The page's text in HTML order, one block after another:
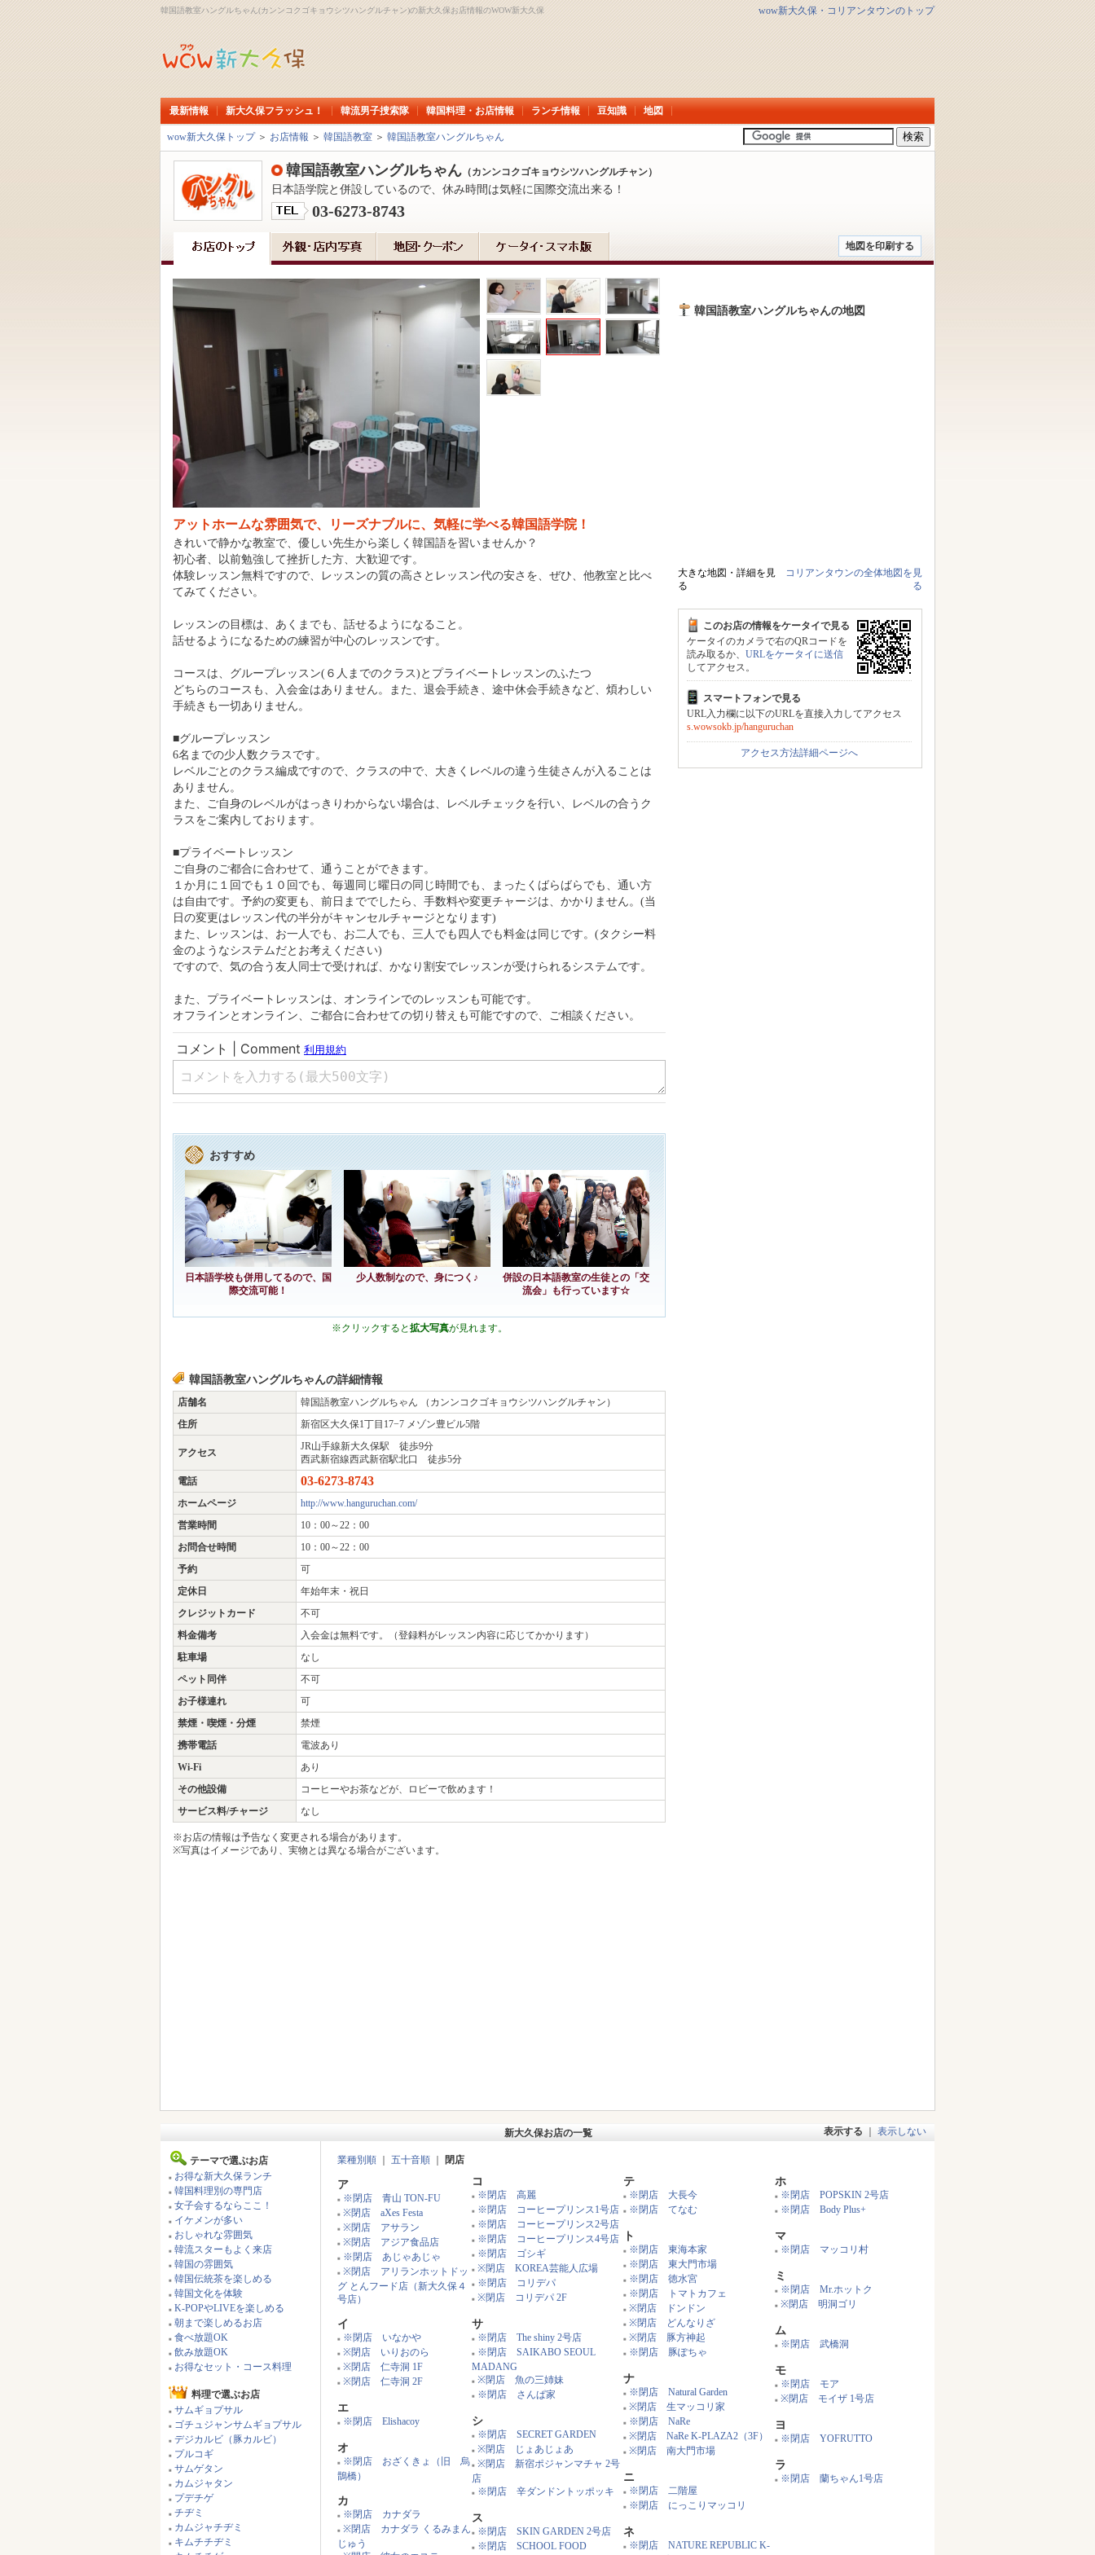
韓国語教室ハングルちゃん(カンンコクゴキョウシツハングルチャン)の新大久保お店情報のWOW新大久保 wow新大久保・コリアンタウンのトップ
最新情報 新大久保フラッシュ！ 韓流男子捜索隊 韓国料理・お店情報 ランチ情報 豆知識 地図
wow新大久保トップ＞ お店情報 ＞ 韓国語教室 ＞ 韓国語教室ハングルちゃん
韓国語教室ハングルちゃん （カンンコクゴキョウシツハングルチャン）
日本語学院と併設しているので、休み時間は気軽に国際交流出来る！
03-6273-8743
地図を印刷する
アットホームな雰囲気で、リーズナブルに、気軽に学べる韓国語学院！
きれいで静かな教室で、優しい先生から楽しく韓国語を習いませんか？
初心者、以前勉強して挫折した方、大歓迎です。
体験レッスン無料ですので、レッスンの質の高さとレッスン代の安さを、ぜひ、他教室と比べ
てみてください。
レッスンの目標は、あくまでも、話せるようになること。
話せるようになるための練習が中心のレッスンです。
コースは、グループレッスン(６人までのクラス)とプライベートレッスンのふたつ
どちらのコースも、入会金はありません。また、退会手続き、途中休会手続きなど、煩わしい
手続きも一切ありません。
■グループレッスン
6名までの少人数クラスです。
レベルごとのクラス編成ですので、クラスの中で、大きくレベルの違う生徒さんが入ることは
ありません。
また、ご自身のレベルがはっきりわからない場合は、レベルチェックを行い、レベルの合うク
ラスをご案内しております。
■プライベートレッスン
ご自身のご都合に合わせて、通うことができます。
１か月に１回でも１０回でも、毎週同じ曜日の同じ時間でも、まったくばらばらでも、通い方
は自由です。予約の変更も、前日まででしたら、手数料や変更チャージは、かかりません。(当
日の変更はレッスン代の半分がキャンセルチャージとなります)
また、レッスンは、お一人でも、お二人でも、三人でも四人でも料金は同じです。(タクシー料
金のようなシステムだとお考えください)
ですので、気の合う友人同士で受ければ、かなり割安でレッスンが受けられるシステムです。
また、プライベートレッスンは、オンラインでのレッスンも可能です。
オフラインとオンライン、ご都合に合わせての切り替えも可能ですので、ご相談ください。
おすすめ
日本語学校も併用してるので、国
際交流可能！
少人数制なので、身につく♪
併設の日本語教室の生徒との「交
流会」も行っています☆
※クリックすると拡大写真が見れます。
韓国語教室ハングルちゃんの詳細情報
店舗名
韓国語教室ハングルちゃん （カンンコクゴキョウシツハングルチャン）
住所
新宿区大久保1丁目17−7 メゾン豊ビル5階
アクセス
JR山手線新大久保駅 徒歩9分
西武新宿線西武新宿駅北口 徒歩5分
電話
03-6273-8743
ホームページ
http://www.hanguruchan.com/
営業時間
10：00～22：00
お問合せ時間
10：00～22：00
予約
可
定休日
年始年末・祝日
クレジットカード
不可
料金備考
入会金は無料です。（登録料がレッスン内容に応じてかかります）
駐車場
なし
ペット同伴
不可
お子様連れ
可
禁煙・喫煙・分煙
禁煙
携帯電話
電波あり
Wi-Fi
あり
その他設備
コーヒーやお茶などが、ロビーで飲めます！
サービス料/チャージ
なし
※お店の情報は予告なく変更される場合があります。
※写真はイメージであり、実物とは異なる場合がございます。
韓国語教室ハングルちゃんの地図
大きな地図・詳細を見
る
コリアンタウンの全体地図を見
る
このお店の情報をケータイで見る
ケータイのカメラで右のQRコードを
読み取るか、 URLをケータイに送信
してアクセス。
スマートフォンで見る
URL入力欄に以下のURLを直接入力してアクセス
s.wowsokb.jp/hanguruchan
アクセス方法詳細ページへ
新大久保お店の一覧 表示する 表示しない
テーマで選ぶお店
■ お得な新大久保ランチ
■ 韓国料理別の専門店
■ 女子会するならここ！
■ イケメンが多い
■ おしゃれな雰囲気
■ 韓流スターもよく来店
■ 韓国の雰囲気
■ 韓国伝統茶を楽しめる
■ 韓国文化を体験
■ K-POPやLIVEを楽しめる
■ 朝まで楽しめるお店
■ 食べ放題OK
■ 飲み放題OK
■ お得なセット・コース料理
料理で選ぶお店
■ サムギョプサル
■ ゴチュジャンサムギョプサル
■ デジカルビ（豚カルビ）
■ プルコギ
■ サムゲタン
■ カムジャタン
■ プデチゲ
■ チヂミ
■ カムジャチヂミ
■ キムチチヂミ
業種別順 五十音順 閉店
ア
■ ※閉店 青山 TON-FU
■ ※閉店 aXes Festa
■ ※閉店 アサラン
■ ※閉店 アジア食品店
■ ※閉店 あじゃあじゃ
■ ※閉店 アリランホットドッ
グ とんフード店（新大久保４
号店）
イ
■ ※閉店 いなかや
■ ※閉店 いりおのら
■ ※閉店 仁寺洞 1F
■ ※閉店 仁寺洞 2F
エ
■ ※閉店 Elishacoy
オ
■
※閉店 おざくきょ（旧 烏
鵲橋）
カ
■ ※閉店 カナダラ
■ ※閉店 カナダラ くるみまん
じゅう
コ
■ ※閉店 高麗
■ ※閉店 コーヒープリンス1号店
■ ※閉店 コーヒープリンス2号店
■ ※閉店 コーヒープリンス4号店
■ ※閉店 ゴシギ
■ ※閉店 KOREA芸能人広場
■ ※閉店 コリデパ
■ ※閉店 コリデパ 2F
サ
■ ※閉店 The shiny 2号店
■
※閉店 SAIKABO SEOUL
MADANG
■ ※閉店 魚の三姉妹
■ ※閉店 さんぱ家
シ
■ ※閉店 SECRET GARDEN
■ ※閉店 じょあじょあ
■ ※閉店 新宿ポジャンマチャ 2号
店
■ ※閉店 辛ダンドントッポッキ
ス
■ ※閉店 SKIN GARDEN 2号店
■ ※閉店 SCHOOL FOOD
テ
■ ※閉店 大長今
■ ※閉店 てなむ
ト
■ ※閉店 東海本家
■ ※閉店 東大門市場
■ ※閉店 徳水宮
■ ※閉店 トマトカフェ
■ ※閉店 ドンドン
■ ※閉店 どんなりざ
■ ※閉店 豚方神起
■ ※閉店 豚ぽちゃ
ナ
■ ※閉店 Natural Garden
■ ※閉店 生マッコリ家
■ ※閉店 NaRe
■ ※閉店 NaRe K-PLAZA2（3F）
■ ※閉店 南大門市場
ニ
■ ※閉店 二階屋
■ ※閉店 にっこりマッコリ
ネ
■
※閉店 NATURE REPUBLIC K-
ホ
■ ※閉店 POPSKIN 2号店
■ ※閉店 Body Plus+
マ
■ ※閉店 マッコリ村
ミ
■ ※閉店 Mr.ホットク
■ ※閉店 明洞ゴリ
ム
■ ※閉店 武橋洞
モ
■ ※閉店 モア
■ ※閉店 モイザ 1号店
ヨ
■ ※閉店 YOFRUTTO
ラ
■ ※閉店 蘭ちゃん1号店